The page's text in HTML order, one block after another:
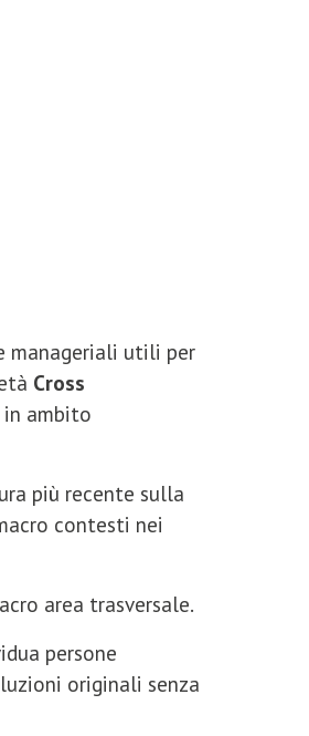
manageriali utili per
Cross
ambito
più recente sulla
contesti nei
area trasversale.
persone
originali senza